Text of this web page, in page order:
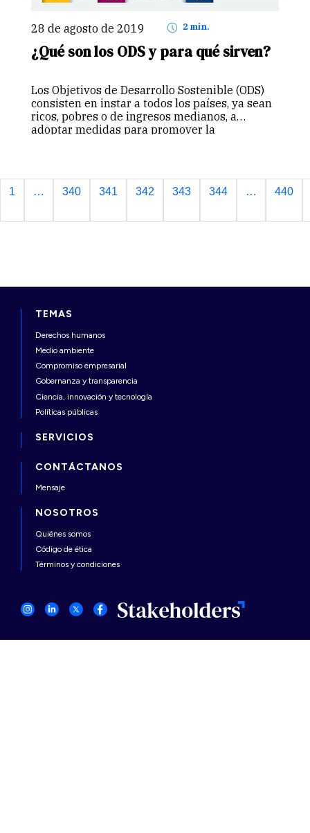
28 de agosto de 2019 2 min.
¿Qué son los ODS y para qué sirven?
Los Objetivos de Desarrollo Sostenible (ODS)
consisten en instar a todos los países, ya sean
ricos, pobres o de ingresos medianos, a
adoptar medidas para promover la
1 … 340 341 342 343 344 … 440
TEMAS
Derechos humanos
Medio ambiente
Compromiso empresarial
Gobernanza y transparencia
Ciencia, innovación y tecnología
Políticas públicas
SERVICIOS
CONTÁCTANOS
Mensaje
NOSOTROS
Quiénes somos
Código de ética
Términos y condiciones